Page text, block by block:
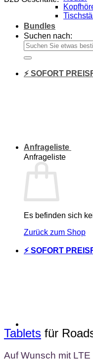
Bundles
Suchen nach:
⚡ SOFORT
Anfrageliste
Anfrageliste
Es befinden sich
Zurück zum Shop
⚡ SOFORT
Tablets für
Auf Wunsch mit LTE